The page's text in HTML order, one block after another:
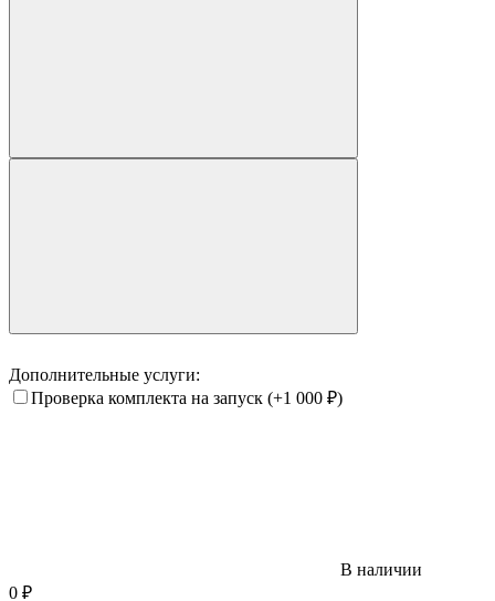
Дополнительные услуги:
Проверка комплекта на запуск (+1 000 ₽)
В наличии
0 ₽